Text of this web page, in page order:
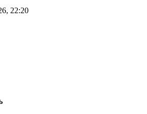
22:20